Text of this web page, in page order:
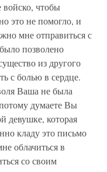
чтобы
это не помогло, и
мне отправиться с
позволено
из другого
с болью в сердце.
Ваша не была
думаете Вы
девушке, которая
кладу это письмо
облачиться в
со своим